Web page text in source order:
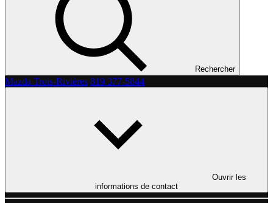
Rechercher
Mazda Trois-Rivières 819 377-5844
Ouvrir les
informations de contact